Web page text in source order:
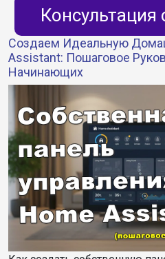
Консультация
Создаем Идеальную
Assistant: Пошаговое
Начинающих